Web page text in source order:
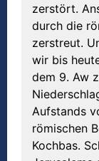
zerstört.
durch die
zerstreut.
wir bis
dem 9. Aw
Aufstands
römischen
Kochbas.